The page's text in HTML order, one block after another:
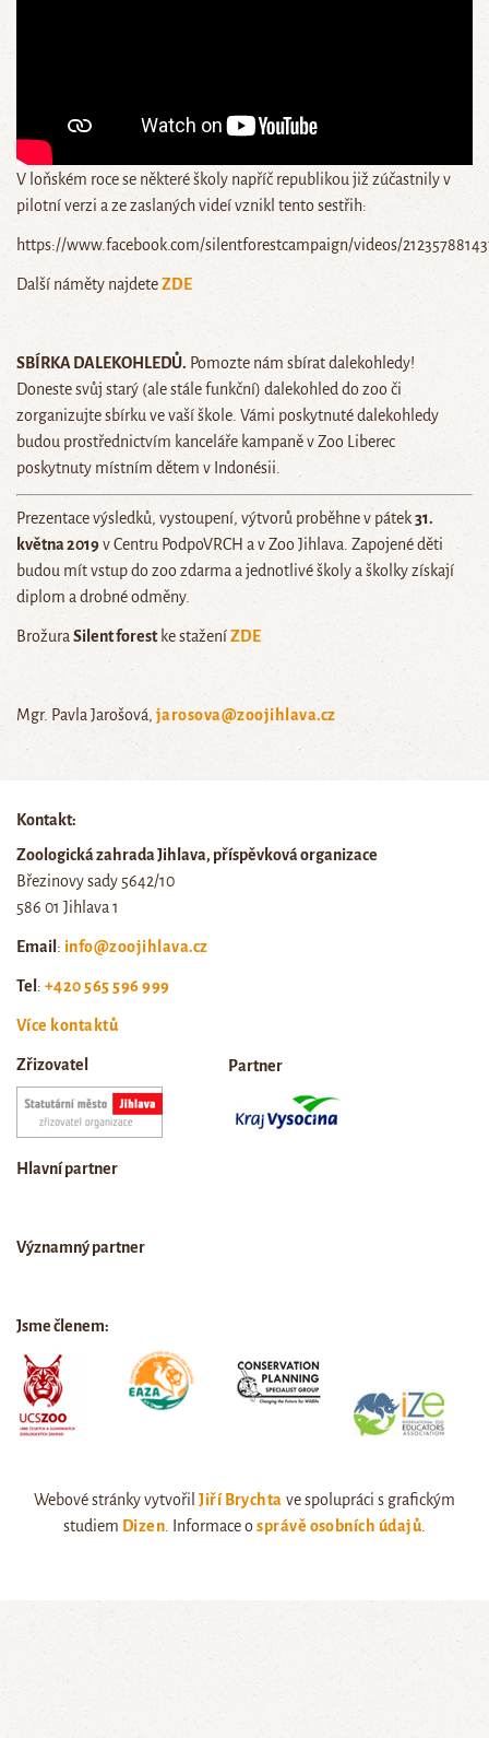
V loňském roce se některé školy napříč republikou již zúčastnily v
pilotní verzi a ze zaslaných videí vznikl tento sestřih:
https://www.facebook.com/silentforestcampaign/videos/
Další náměty najdeteZDE
SBÍRKA DALEKOHLEDŮ. Pomozte nám sbírat dalekohledy!
Doneste svůj starý (ale stále funkční) dalekohled do zoo či
zorganizujte sbírku ve vaší škole. Vámi poskytnuté dalekohledy
budou prostřednictvím kanceláře kampaně v Zoo Liberec
poskytnuty místním dětem v Indonésii.
Prezentace výsledků, vystoupení, výtvorů proběhne v pátek31.
května 2019v Centru PodpoVRCH a v Zoo Jihlava. Zapojené děti
budou mít vstup do zoo zdarma a jednotlivé školy a školky získají
diplom a drobné odměny.
Brožura Silent forestke staženíZDE
Mgr. Pavla Jarošová, jarosova@zoojihlava.cz
Kontakt:
Zoologická zahrada Jihlava, příspěvková organizace
Březinovy sady 5642/10
586 01 Jihlava 1
Email: info@zoojihlava.cz
Tel: +420 565 596 999
Více kontaktů
Zřizovatel Partner
Hlavní partner
Významný partner
Jsme členem:
Webové stránky vytvořilJiří Brychta ve spolupráci s grafickým
studiem Dizen . Informace osprávě osobních údajů